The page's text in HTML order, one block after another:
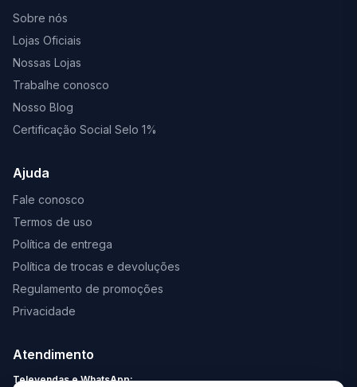
Sobre nós
Lojas Oficiais
Nossas Lojas
Trabalhe conosco
Nosso Blog
Certificação Social Selo 1%
Ajuda
Fale conosco
Termos de uso
Política de entrega
Política de trocas e devoluções
Regulamento de promoções
Privacidade
Atendimento
Televendas e WhatsApp: